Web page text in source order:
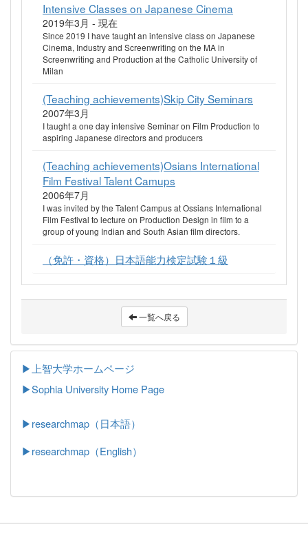
Intensive Classes on Japanese Cinema
2019年3月 - 現在
Since 2019 I have taught an intensive class on Japanese
Cinema, Industry and Screenwriting on the MA in
Screenwriting and Production at the Catholic University of
Milan
(Teaching achievements)Skip City Seminars
2007年3月
I taught a one day intensive Seminar on Film Production to
aspiring Japanese directors and producers
(Teaching achievements)Osians International
Film Festival Talent Camups
2006年7月
I was invited by the Talent Campus at Ossians International
Film Festival to lecture on Production Design in film to a
group of young Indian and South Asian film directors.
（免許・資格）日本語能力検定試験１級
一覧へ戻る
▶上智大学ホームページ
▶Sophia University Home Page
▶researchmap（日本語）
▶researchmap（English）